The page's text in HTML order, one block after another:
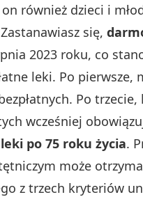
również dzieci i
się,
2023 roku, co
leki. Po
Po
wcześniej
po 75 roku życia.
może
z trzech kryteriów